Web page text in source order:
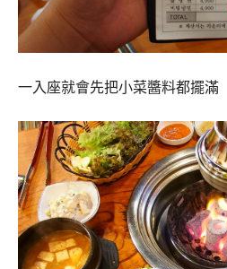
一入座就會先把小菜醬料都擺滿